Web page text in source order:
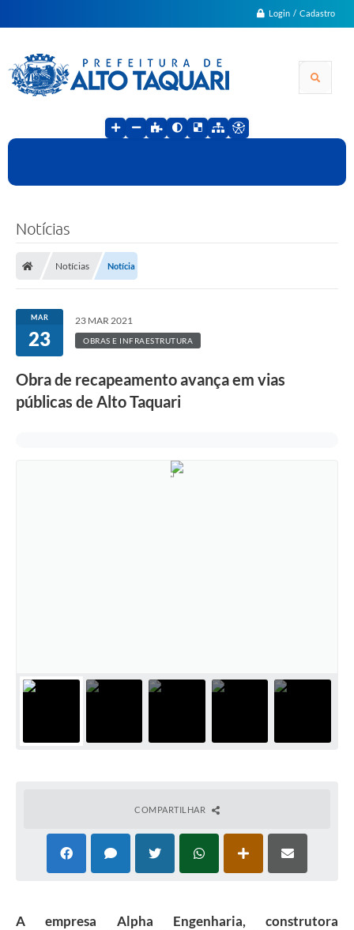
Login / Cadastro
Notícias
Notícias Notícia
MAR
23
23 MAR 2021
OBRAS E INFRAESTRUTURA
Obra de recapeamento avança em vias
públicas de Alto Taquari
COMPARTILHAR
A empresa Alpha Engenharia, construtora